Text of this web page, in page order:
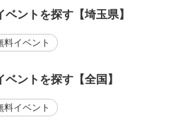
ントを探す【埼玉県】
料イベント
ントを探す【全国】
料イベント